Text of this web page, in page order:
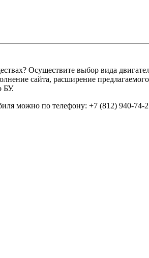
Осуществите выбор вида
сайта, расширение
БУ.
можно по телефону: +7 (812) 940-74-